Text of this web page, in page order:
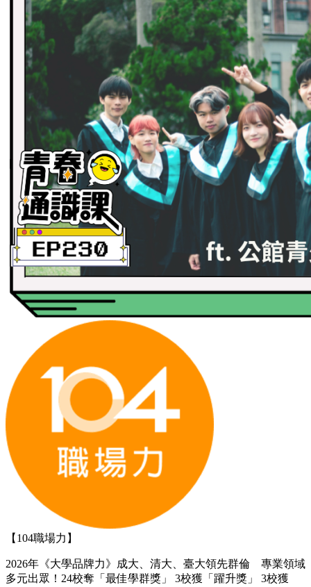
【104職場力】
2026年《大學品牌力》成大、清大、臺大領先群倫 專業領域
多元出眾！24校奪「最佳學群獎」 3校獲「躍升獎」 3校獲